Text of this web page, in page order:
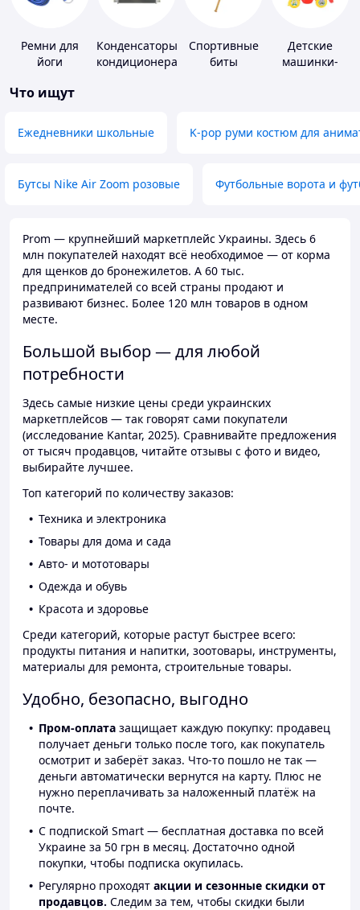
Ремни для
йоги
Конденсаторы
кондиционера
Спортивные
биты
Детские
машинки-
Что ищут
Ежедневники школьные K-pop руми костюм для
Бутсы Nike Air Zoom розовые Футбольные ворота и
Prom — крупнейший маркетплейс Украины. Здесь 6
млн покупателей находят всё необходимое — от корма
для щенков до бронежилетов. А 60 тыс.
предпринимателей со всей страны продают и
развивают бизнес. Более 120 млн товаров в одном
месте.
Большой выбор — для любой
потребности
Здесь самые низкие цены среди украинских
маркетплейсов — так говорят сами покупатели
(исследование Kantar, 2025). Сравнивайте предложения
от тысяч продавцов, читайте отзывы с фото и видео,
выбирайте лучшее.
Топ категорий по количеству заказов:
Техника и электроника
Товары для дома и сада
Авто- и мототовары
Одежда и обувь
Красота и здоровье
Среди категорий, которые растут быстрее всего:
продукты питания и напитки, зоотовары, инструменты,
материалы для ремонта, строительные товары.
Удобно, безопасно, выгодно
Пром-оплата защищает каждую покупку: продавец
получает деньги только после того, как покупатель
осмотрит и заберёт заказ. Что-то пошло не так —
деньги автоматически вернутся на карту. Плюс не
нужно переплачивать за наложенный платёж на
почте.
С подпиской Smart — бесплатная доставка по всей
Украине за 50 грн в месяц. Достаточно одной
покупки, чтобы подписка окупилась.
Регулярно проходят акции и сезонные скидки от
продавцов. Следим за тем, чтобы скидки были